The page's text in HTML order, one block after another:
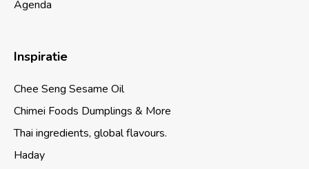
Agenda
Inspiratie
Chee Seng Sesame Oil
Chimei Foods Dumplings & More
Thai ingredients, global flavours.
Haday